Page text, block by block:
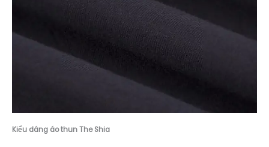
Kiểu dáng áo thun The Shia